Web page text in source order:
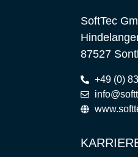
SoftTec
87527
+49 (0)